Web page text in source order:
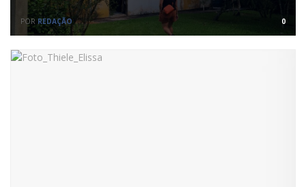
POR REDAÇÃO 0